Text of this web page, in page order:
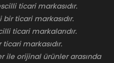
ticari markasıdır.
ticari markasıdır.
ticari markalarıdır.
markasıdır.
ile orijinal ürünler arasında